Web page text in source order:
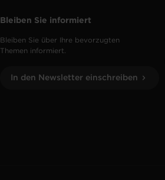
Bleiben Sie informiert
Bleiben Sie über Ihre bevorzugten
Themen informiert.
In den Newsletter einschreiben